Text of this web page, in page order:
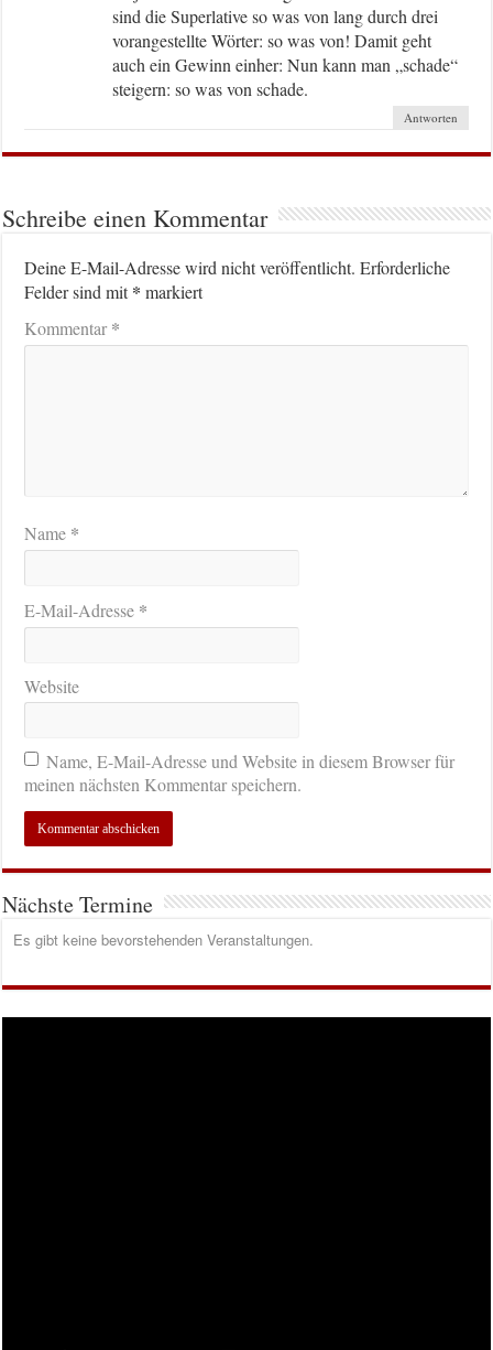
sind die Superlative so was von lang durch drei
vorangestellte Wörter: so was von! Damit geht
auch ein Gewinn einher: Nun kann man „schade“
steigern: so was von schade.
Antworten
Schreibe einen Kommentar
Deine E-Mail-Adresse wird nicht veröffentlicht. Erforderliche
Felder sind mit* markiert
Kommentar*
Name *
E-Mail-Adresse *
Website
Name, E-Mail-Adresse und Website in diesem Browser für
meinen nächsten Kommentar speichern.
Nächste Termine
Es gibt keine bevorstehenden Veranstaltungen.